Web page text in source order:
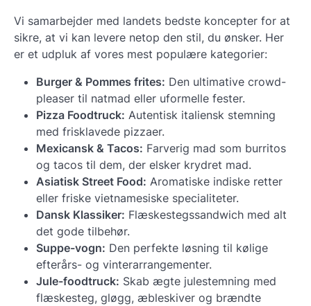
Vi samarbejder med landets bedste koncepter for at
sikre, at vi kan levere netop den stil, du ønsker. Her
er et udpluk af vores mest populære kategorier:
Burger & Pommes frites: Den ultimative crowd-
pleaser til natmad eller uformelle fester.
Pizza Foodtruck: Autentisk italiensk stemning
med frisklavede pizzaer.
Mexicansk & Tacos: Farverig mad som burritos
og tacos til dem, der elsker krydret mad.
Asiatisk Street Food: Aromatiske indiske retter
eller friske vietnamesiske specialiteter.
Dansk Klassiker: Flæskestegssandwich med alt
det gode tilbehør.
Suppe-vogn: Den perfekte løsning til kølige
efterårs- og vinterarrangementer.
Jule-foodtruck: Skab ægte julestemning med
flæskesteg, gløgg, æbleskiver og brændte